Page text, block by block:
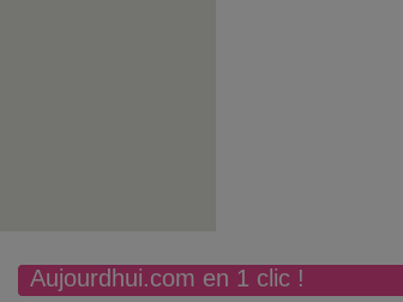
Aujourdhui.com en 1 clic !